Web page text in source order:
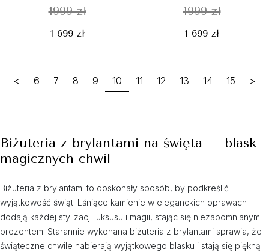
1999 zł
1 699 zł
1999 zł
1 699 zł
< 6 7 8 9 10 11 12 13 14 15 >
Biżuteria z brylantami na święta – blask
magicznych chwil
Biżuteria z brylantami to doskonały sposób, by podkreślić
wyjątkowość świąt. Lśniące kamienie w eleganckich oprawach
dodają każdej stylizacji luksusu i magii, stając się niezapomnianym
prezentem. Starannie wykonana biżuteria z brylantami sprawia, że
świąteczne chwile nabierają wyjątkowego blasku i stają się piękną